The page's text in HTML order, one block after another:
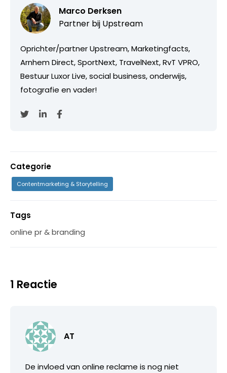
Marco Derksen
Partner bij Upstream
Oprichter/partner Upstream, Marketingfacts,
Arnhem Direct, SportNext, TravelNext, RvT VPRO,
Bestuur Luxor Live, social business, onderwijs,
fotografie en vader!
Categorie
Contentmarketing & Storytelling
Tags
online pr & branding
1 Reactie
AT
De invloed van online reclame is nog niet